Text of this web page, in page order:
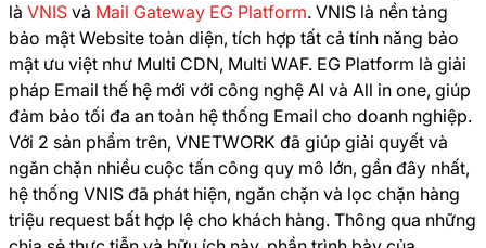
là VNIS và Mail Gateway EG Platform. VNIS là nền tảng
bảo mật Website toàn diện, tích hợp tất cả tính năng bảo
mật ưu việt như Multi CDN, Multi WAF. EG Platform là giải
pháp Email thế hệ mới với công nghệ AI và All in one, giúp
đảm bảo tối đa an toàn hệ thống Email cho doanh nghiệp.
Với 2 sản phẩm trên, VNETWORK đã giúp giải quyết và
ngăn chặn nhiều cuộc tấn công quy mô lớn, gần đây nhất,
hệ thống VNIS đã phát hiện, ngăn chặn và lọc chặn hàng
triệu request bất hợp lệ cho khách hàng. Thông qua những